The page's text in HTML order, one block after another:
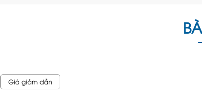
Giá giảm dần